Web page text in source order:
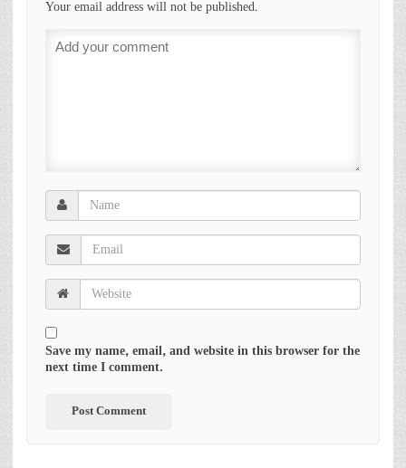
Your email address will not be published.
Save my name, email, and website in this browser for the
next time I comment.